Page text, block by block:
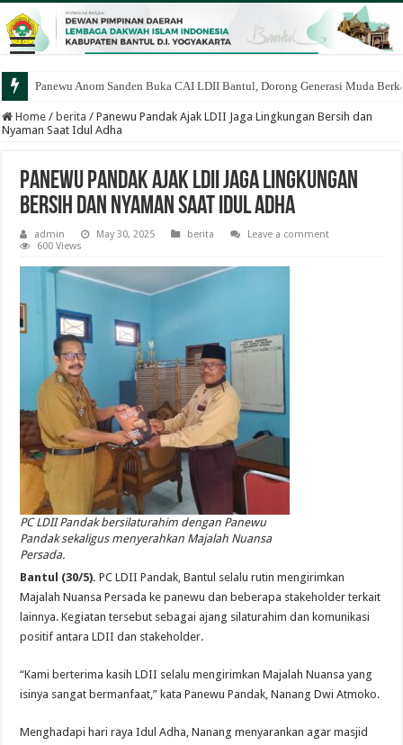
Panewu Anom Sanden Buka CAI LDII Bantul, Dorong Generasi Muda
Home / berita / Panewu Pandak Ajak LDII Jaga Lingkungan Bersih dan
Nyaman Saat Idul Adha
Panewu Pandak Ajak LDII Jaga Lingkungan
Bersih dan Nyaman Saat Idul Adha
admin May 30, 2025 berita
Leave a comment
600 Views
PC LDII Pandak bersilaturahim dengan Panewu
Pandak sekaligus menyerahkan Majalah Nuansa
Persada.
Bantul (30/5). PC LDII Pandak, Bantul selalu rutin mengirimkan
Majalah Nuansa Persada ke panewu dan beberapa stakeholder terkait
lainnya. Kegiatan tersebut sebagai ajang silaturahim dan komunikasi
positif antara LDII dan stakeholder.
“Kami berterima kasih LDII selalu mengirimkan Majalah Nuansa yang
isinya sangat bermanfaat,” kata Panewu Pandak, Nanang Dwi Atmoko.
Menghadapi hari raya Idul Adha, Nanang menyarankan agar masjid